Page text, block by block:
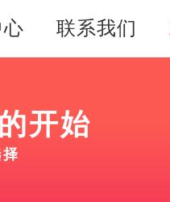
联系我们
开始